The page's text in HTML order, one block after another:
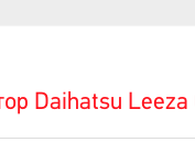
Daihatsu Leeza